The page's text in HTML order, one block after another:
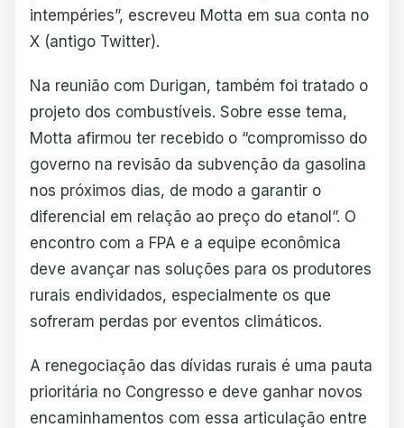
intempéries”, escreveu Motta em sua conta no
X (antigo Twitter).
Na reunião com Durigan, também foi tratado o
projeto dos combustíveis. Sobre esse tema,
Motta afirmou ter recebido o “compromisso do
governo na revisão da subvenção da gasolina
nos próximos dias, de modo a garantir o
diferencial em relação ao preço do etanol”. O
encontro com a FPA e a equipe econômica
deve avançar nas soluções para os produtores
rurais endividados, especialmente os que
sofreram perdas por eventos climáticos.
A renegociação das dívidas rurais é uma pauta
prioritária no Congresso e deve ganhar novos
encaminhamentos com essa articulação entre